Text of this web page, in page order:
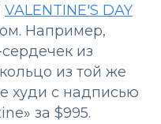
VALENTINE'S DAY
Например,
из
из той же
худи с надписью
за $995.